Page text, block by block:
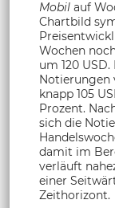
Mobil auf
Chartbild
Wochen
um 120
Notierungen
knapp 105
Prozent.
sich die
damit im
verläuft
einer
Zeithorizont.